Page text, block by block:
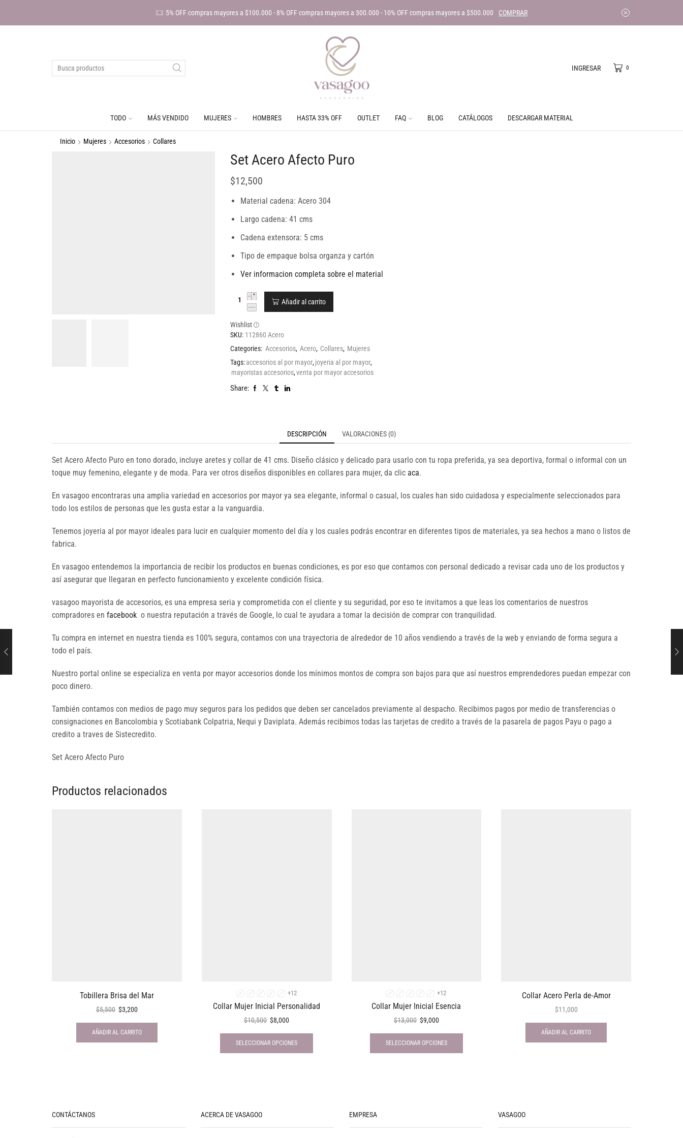
5% OFF compras mayores a $100.000 - 8% OFF compras mayores a 300.000 - 10% OFF compras mayores a $500.000 COMPRAR
INGRESAR 0
TODO MÁS VENDIDO MUJERES HOMBRES HASTA 33% OFF OUTLET FAQ BLOG CATÁLOGOS DESCARGAR MATERIAL
Inicio Mujeres Accesorios Collares
Set Acero Afecto Puro
$12,500
Material cadena: Acero 304
Largo cadena: 41 cms
Cadena extensora: 5 cms
Tipo de empaque bolsa organza y cartón
Ver informacion completa sobre el material
Añadir al carrito
Wishlist
SKU: 112860 Acero
Categories: Accesorios, Acero, Collares, Mujeres
Tags:accesorios al por mayor,joyeria al por mayor,
mayoristas accesorios,venta por mayor accesorios
Share:
DESCRIPCIÓN VALORACIONES (0)
Set Acero Afecto Puro en tono dorado, incluye aretes y collar de 41 cms. Diseño clásico y delicado para usarlo con tu ropa preferida, ya sea deportiva, formal o informal con un
toque muy femenino, elegante y de moda. Para ver otros diseños disponibles en collares para mujer, da clic aca.
En vasagoo encontraras una amplia variedad en accesorios por mayor ya sea elegante, informal o casual, los cuales han sido cuidadosa y especialmente seleccionados para
todo los estilos de personas que les gusta estar a la vanguardia.
Tenemos joyeria al por mayor ideales para lucir en cualquier momento del día y los cuales podrás encontrar en diferentes tipos de materiales, ya sea hechos a mano o listos de
fabrica.
En vasagoo entendemos la importancia de recibir los productos en buenas condiciones, es por eso que contamos con personal dedicado a revisar cada uno de los productos y
así asegurar que llegaran en perfecto funcionamiento y excelente condición física.
vasagoo mayorista de accesorios, es una empresa seria y comprometida con el cliente y su seguridad, por eso te invitamos a que leas los comentarios de nuestros
compradores en facebook o nuestra reputación a través de Google, lo cual te ayudara a tomar la decisión de comprar con tranquilidad.
Tu compra en internet en nuestra tienda es 100% segura, contamos con una trayectoria de alrededor de 10 años vendiendo a través de la web y enviando de forma segura a
todo el país.
Nuestro portal online se especializa en venta por mayor accesorios donde los mínimos montos de compra son bajos para que así nuestros emprendedores puedan empezar con
poco dinero.
También contamos con medios de pago muy seguros para los pedidos que deben ser cancelados previamente al despacho. Recibimos pagos por medio de transferencias o
consignaciones en Bancolombia y Scotiabank Colpatria, Nequi y Daviplata. Además recibimos todas las tarjetas de credito a través de la pasarela de pagos Payu o pago a
credito a traves de Sistecredito.
Set Acero Afecto Puro
Productos relacionados
Tobillera Brisa del Mar
$5,500 $3,200
AÑADIR AL CARRITO
A D +12
Collar Mujer Inicial Personalidad
$10,500 $8,000
SELECCIONAR OPCIONES
A D +12
Collar Mujer Inicial Esencia
$13,000 $9,000
SELECCIONAR OPCIONES
Collar Acero Perla de-Amor
$11,000
AÑADIR AL CARRITO
CONTÁCTANOS ACERCA DE VASAGOO EMPRESA VASAGOO